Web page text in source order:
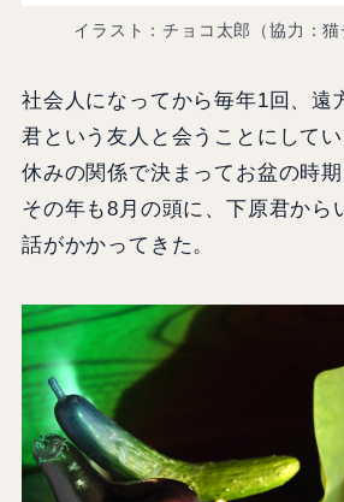
イラスト：チョコ太郎（協力：猫
社会人になってから毎年1回、遠
君という友人と会うことにしてい
休みの関係で決まってお盆の時期
その年も8月の頭に、下原君から
話がかかってきた。